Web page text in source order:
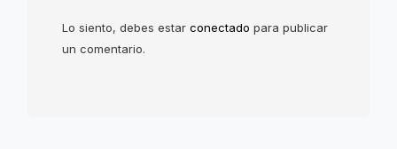
Lo siento, debes estar conectado para publicar
un comentario.